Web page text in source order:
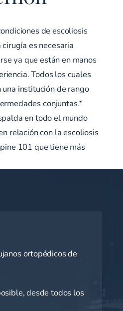
de escoliosis
es necesaria
ya que están en manos
Todos los cuales
institución de rango
conjuntas.*
en todo el mundo
relación con la escoliosis
101 que tiene más
ortopédicos de
desde todos los